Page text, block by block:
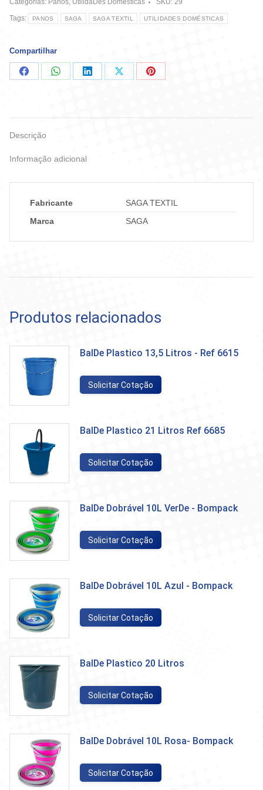
Categorias: Panos, UtilidaDes Domésticas SKU: 29
Tags:
PANOS SAGA SAGA TEXTIL UTILIDADES DOMÉSTICAS
Compartilhar
CompartilharCompartilharCompartilharCompartilharCompartilhar
Descrição
Informação adicional
Fabricante
SAGA TEXTIL
Marca
SAGA
Produtos relacionados
BalDe Plastico 13,5 Litros - Ref 6615
Solicitar Cotação
BalDe Plastico 21 Litros Ref 6685
Solicitar Cotação
BalDe Dobrável 10L VerDe - Bompack
Solicitar Cotação
BalDe Dobrável 10L Azul - Bompack
Solicitar Cotação
BalDe Plastico 20 Litros
Solicitar Cotação
BalDe Dobrável 10L Rosa- Bompack
Solicitar Cotação